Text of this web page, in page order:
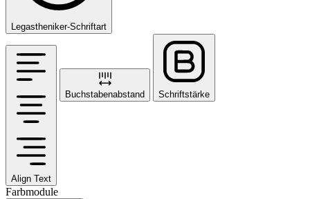
Legastheniker-Schriftart
Align Text
Buchstabenabstand Schriftstärke
Farbmodule